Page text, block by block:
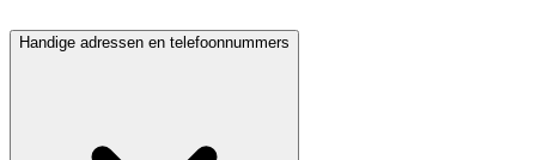
Handige adressen en telefoonnummers